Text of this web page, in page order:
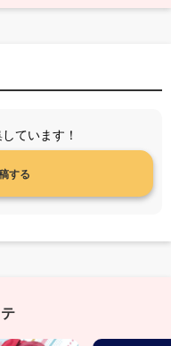
ています！
する